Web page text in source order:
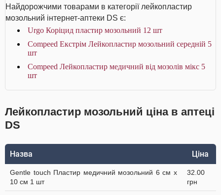
Найдорожчими товарами в категорії лейкопластир
мозольний інтернет-аптеки DS є:
Urgo Коріцид пластир мозольний 12 шт
Compeed Екстрім Лейкопластир мозольний середній 5
шт
Compeed Лейкопластир медичний від мозолів мікс 5
шт
Лейкопластир мозольний ціна в аптеці
DS
Назва Ціна
Gentle touch Пластир медичний мозольний 6 см х
10 см 1 шт
32.00
грн